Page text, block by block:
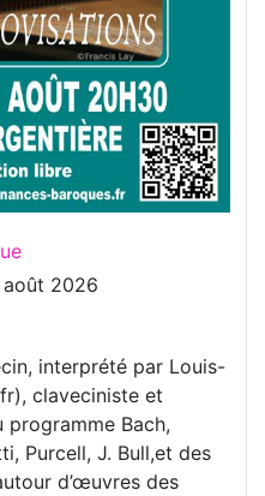
2026
interprété par Louis-
claveciniste et
programme Bach,
Purcell, J. Bull,et des
d’œuvres des